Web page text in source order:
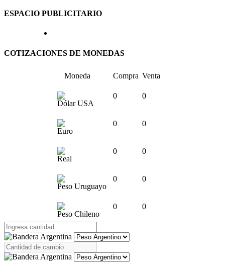
ESPACIO PUBLICITARIO
COTIZACIONES DE MONEDAS
Moneda Compra Venta
Dólar USA
0 0
Euro
0 0
Real
0 0
Peso Uruguayo
0 0
Peso Chileno
0 0